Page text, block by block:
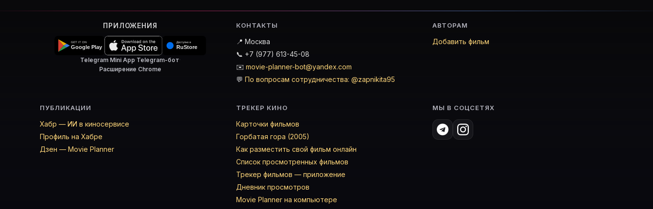
ПРИЛОЖЕНИЯ
Telegram Mini App·Telegram-бот·
Расширение Chrome
КОНТАКТЫ
📍 Москва
📞 +7 (977) 613-45-08
✉️ movie-planner-bot@yandex.com
💬 По вопросам сотрудничества: @zapnikita95
АВТОРАМ
Добавить фильм
ПУБЛИКАЦИИ
Хабр — ИИ в киносервисе
Профиль на Хабре
Дзен — Movie Planner
ТРЕКЕР КИНО
Карточки фильмов
Горбатая гора (2005)
Как разместить свой фильм онлайн
Список просмотренных фильмов
Трекер фильмов — приложение
Дневник просмотров
Movie Planner на компьютере
МЫ В СОЦСЕТЯХ